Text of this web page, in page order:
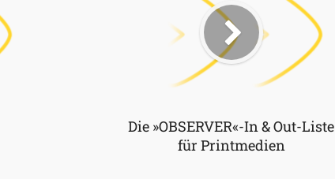
Die »OBSERVER«-In & Out-Liste
für Printmedien